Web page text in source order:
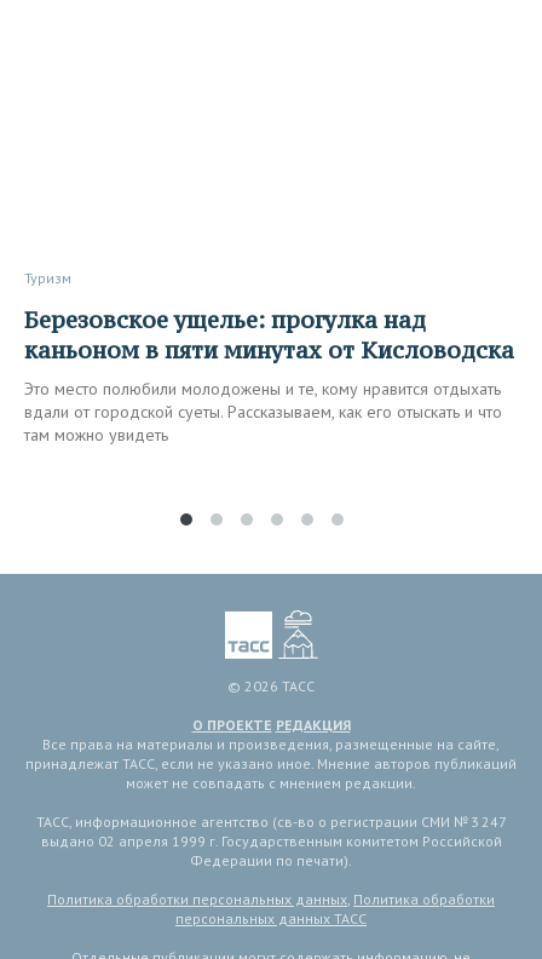
Туризм
Березовское ущелье: прогулка над
каньоном в пяти минутах от Кисловодска
Это место полюбили молодожены и те, кому нравится отдыхать
вдали от городской суеты. Рассказываем, как его отыскать и что
там можно увидеть
© 2026 ТАСС
О ПРОЕКТЕ РЕДАКЦИЯ
Все права на материалы и произведения, размещенные на сайте,
принадлежат ТАСС, если не указано иное. Мнение авторов публикаций
может не совпадать с мнением редакции.
ТАСС, информационное агентство (св-во о регистрации СМИ № 3 247
выдано 02 апреля 1999 г. Государственным комитетом Российской
Федерации по печати).
Политика обработки персональных данных, Политика обработки
персональных данных ТАСС